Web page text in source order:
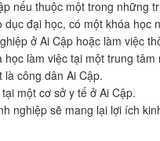
nếu thuộc một trong những
đại học, có một khóa học
ở Ai Cập hoặc làm việc
làm việc tại một trung
công dân Ai Cập.
một cơ sở y tế ở Ai Cập.
nghiệp sẽ mang lại lợi ích